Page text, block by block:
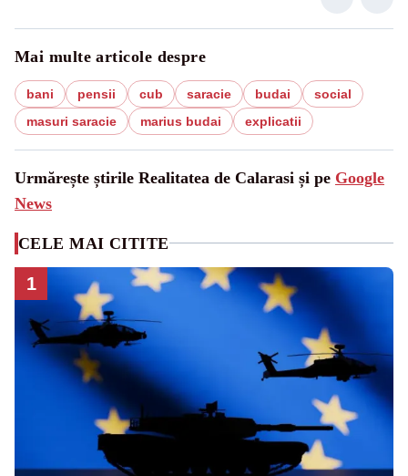
Mai multe articole despre
bani pensii cub saracie budai
social
masuri saracie
marius budai explicatii
Urmărește știrile Realitatea de Calarasi și pe Google
News
CELE MAI CITITE
1